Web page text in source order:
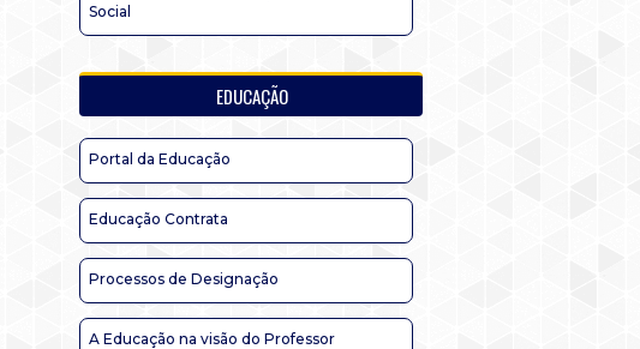
Social
EDUCAÇÃO
Portal da Educação
Educação Contrata
Processos de Designação
A Educação na visão do Professor